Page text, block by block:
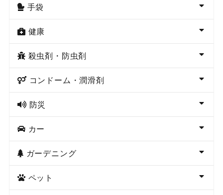
手袋
健康
殺虫剤・防虫剤
コンドーム・潤滑剤
防災
カー
ガーデニング
ペット